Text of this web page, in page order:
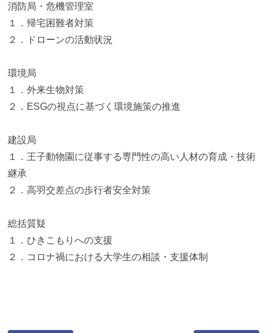
消防局・危機管理室
１．帰宅困難者対策
２．ドローンの活動状況
環境局
１．外来生物対策
２．ESGの視点に基づく環境施策の推進
建設局
１．王子動物園に従事する専門性の高い人材の育成・技術
継承
２．高羽交差点の歩行者安全対策
総括質疑
１．ひきこもりへの支援
２．コロナ禍における大学生の相談・支援体制